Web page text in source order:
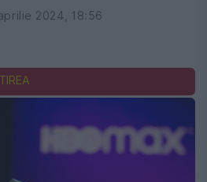
2024, 18:56